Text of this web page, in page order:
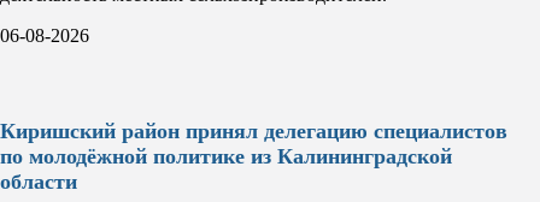
06-08-2026
Киришский район принял делегацию специалистов
по молодёжной политике из Калининградской
области